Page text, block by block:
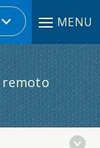
MENU
remoto